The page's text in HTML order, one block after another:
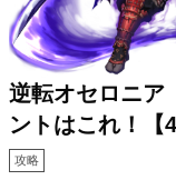
逆転オセロニア
ントはこれ！【
攻略